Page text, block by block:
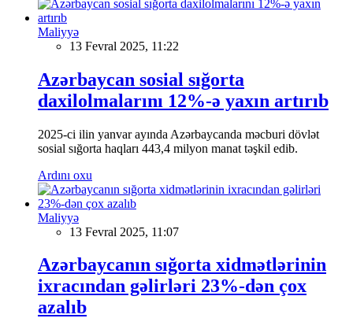
Maliyyə
13 Fevral 2025, 11:22
Azərbaycan sosial sığorta
daxilolmalarını 12%-ə yaxın artırıb
2025-ci ilin yanvar ayında Azərbaycanda məcburi dövlət
sosial sığorta haqları 443,4 milyon manat təşkil edib.
Ardını oxu
Maliyyə
13 Fevral 2025, 11:07
Azərbaycanın sığorta xidmətlərinin
ixracından gəlirləri 23%-dən çox
azalıb